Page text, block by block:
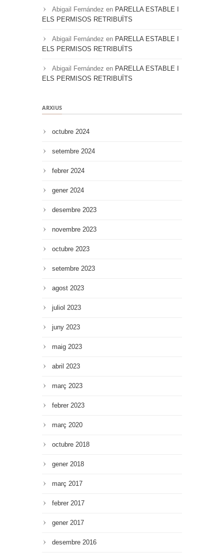
Abigail Fernández en PARELLA ESTABLE I
ELS PERMISOS RETRIBUÏTS
Abigail Fernández en PARELLA ESTABLE I
ELS PERMISOS RETRIBUÏTS
Abigail Fernández en PARELLA ESTABLE I
ELS PERMISOS RETRIBUÏTS
ARXIUS
octubre 2024
setembre 2024
febrer 2024
gener 2024
desembre 2023
novembre 2023
octubre 2023
setembre 2023
agost 2023
juliol 2023
juny 2023
maig 2023
abril 2023
març 2023
febrer 2023
març 2020
octubre 2018
gener 2018
març 2017
febrer 2017
gener 2017
desembre 2016